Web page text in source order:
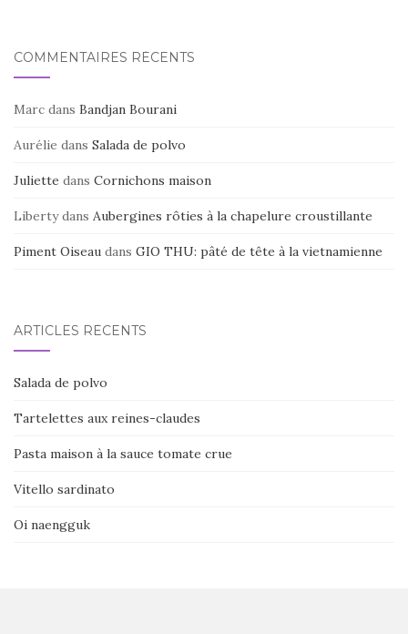
COMMENTAIRES RÉCENTS
Marc dans Bandjan Bourani
Aurélie dans Salada de polvo
Juliette dans Cornichons maison
Libertydans Aubergines rôties à la chapelure croustillante
Piment Oiseau dans GIO THU: pâté de tête à la vietnamienne
ARTICLES RÉCENTS
Salada de polvo
Tartelettes aux reines-claudes
Pasta maison à la sauce tomate crue
Vitello sardinato
Oi naengguk